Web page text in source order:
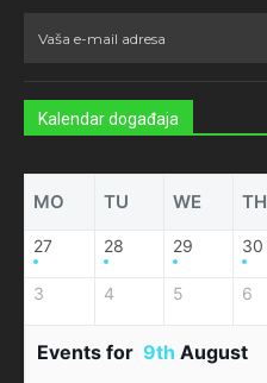
Kalendar događaja
MO TU WE TH
27 28 29 30
3 4 5 6
Events for 9th August